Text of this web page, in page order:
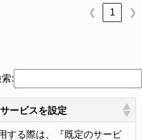
❮ 1 ❯
:
ービスを設定
する際は、『既定のサービ